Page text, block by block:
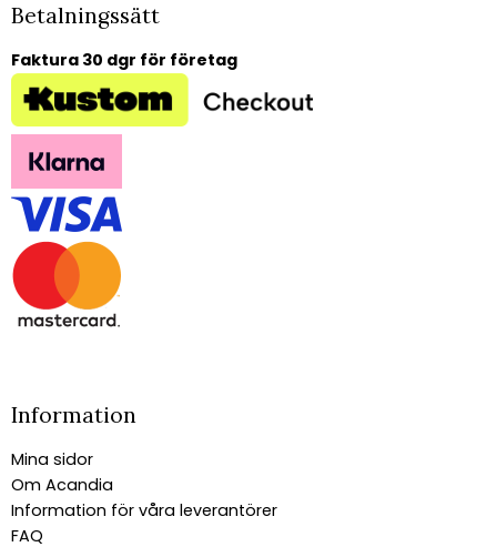
Betalningssätt
Faktura 30 dgr för företag
Information
Mina sidor
Om Acandia
Information för våra leverantörer
FAQ